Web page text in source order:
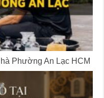
Phường An Lạc HCM